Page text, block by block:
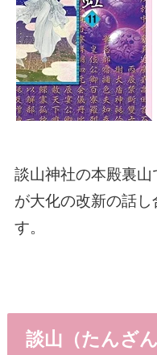
談山神社の本殿裏
が大化の改新の話
す。
談山（たんざ